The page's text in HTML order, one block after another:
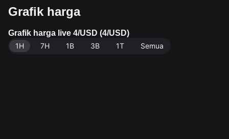
Grafik harga
Grafik harga live 4/USD (4/USD)
1H
7H 1B 3B 1T Semua